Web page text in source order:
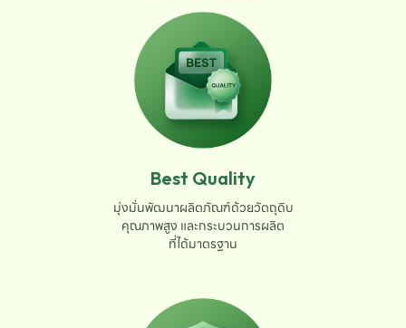
Best Quality
มุ่งมั่นพัฒนาผลิตภัณฑ์ด้วยวัตถุดิบ
คุณภาพสูง และกระบวนการผลิต
ที่ได้มาตรฐาน